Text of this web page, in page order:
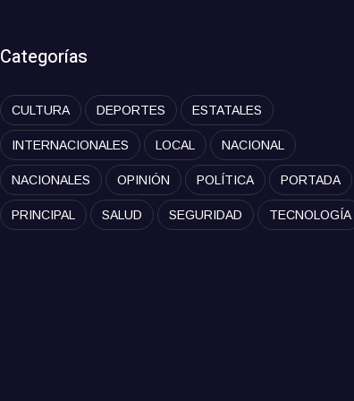
Categorías
CULTURA DEPORTES ESTATALES
INTERNACIONALES LOCAL NACIONAL
NACIONALES OPINIÓN POLÍTICA PORTADA
PRINCIPAL SALUD SEGURIDAD TECNOLOGÍA